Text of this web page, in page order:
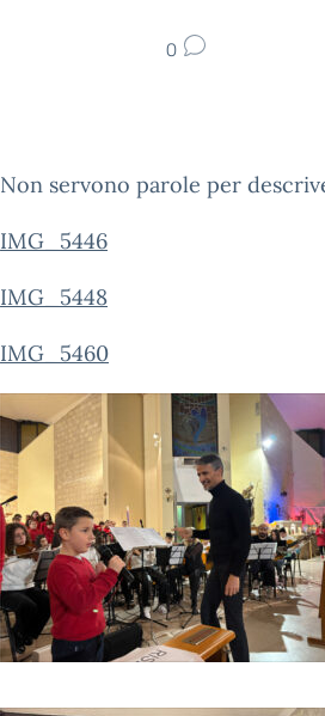
0
Non servono parole per
IMG_5446
IMG_5448
IMG_5460